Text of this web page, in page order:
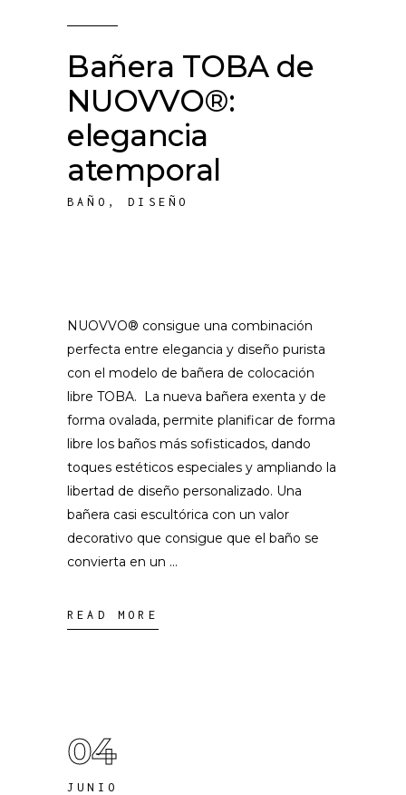
Bañera TOBA de
NUOVVO®:
elegancia
atemporal
BAÑO ,DISEÑO
NUOVVO® consigue una combinación
perfecta entre elegancia y diseño purista
con el modelo de bañera de colocación
libre TOBA. La nueva bañera exenta y de
forma ovalada, permite planificar de forma
libre los baños más sofisticados, dando
toques estéticos especiales y ampliando la
libertad de diseño personalizado. Una
bañera casi escultórica con un valor
decorativo que consigue que el baño se
convierta en un
READ MORE
04
JUNIO